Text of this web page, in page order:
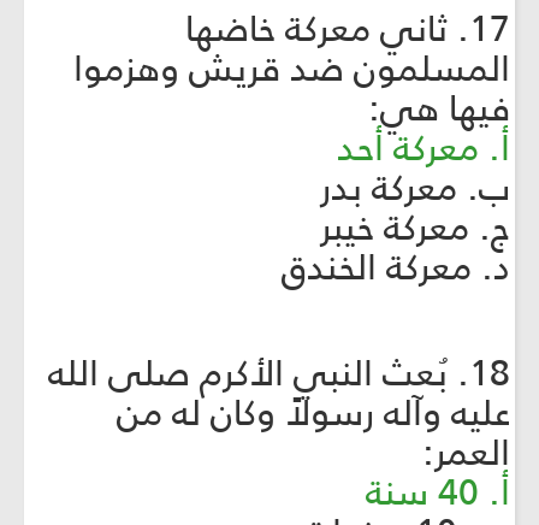
17. ثاني معركة خاضها
المسلمون ضد قريش وهزموا
فيها هي:
أ. معركة أحد
ب. معركة بدر
ج. معركة خيبر
د. معركة الخندق
18. بُعث النبي الأكرم صلى الله
عليه وآله رسولاً وكان له من
العمر:
أ. 40 سنة